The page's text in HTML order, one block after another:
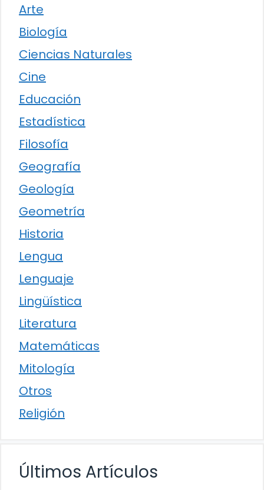
Arte
Biología
Ciencias Naturales
Cine
Educación
Estadística
Filosofía
Geografía
Geología
Geometría
Historia
Lengua
Lenguaje
Lingüística
Literatura
Matemáticas
Mitología
Otros
Religión
Últimos Artículos